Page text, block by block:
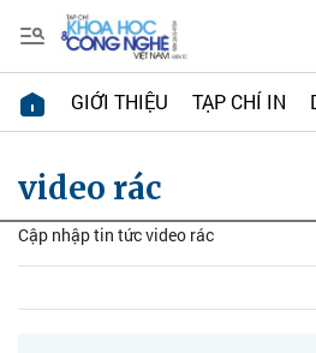
GIỚI THIỆU TẠP CHÍ IN
video rác
Cập nhập tin tức video rác